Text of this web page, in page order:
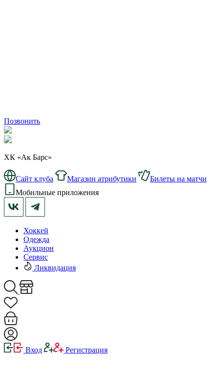
Позвонить
ХК «Ак Барс»
Сайт клуба Магазин атрибутики
Билеты на матчи
Мобильные приложения
Хоккей
Одежда
Аукцион
Сервис
Ликвидация
Вход Регистрация